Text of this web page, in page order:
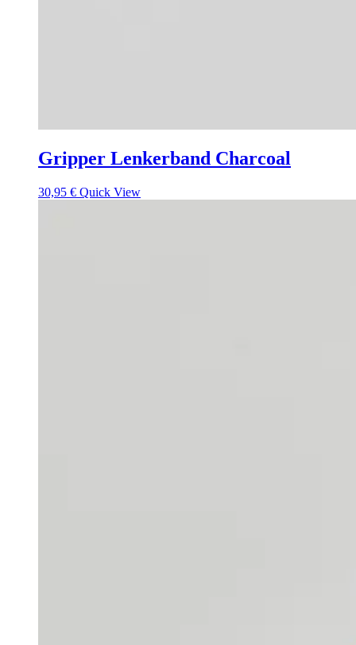
Gripper Lenkerband Charcoal
30,95 € Quick View